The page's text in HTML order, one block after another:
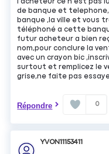
de banque et
banque ,la ville et vous
téléphoné a cette
futur acheteur a bien
nom,pour conclure la
avec un crayon bic
surtout et remplicez le
grise,ne faite pas
Répondre 0
YVON11153411